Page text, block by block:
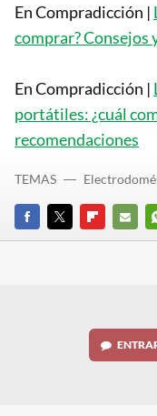
En Compradicción |
comprar? Consejos
En Compradicción |
portátiles: ¿cuál
recomendaciones
FACEBOOK
TWITTERFLIPBOARD
E-
TEMAS